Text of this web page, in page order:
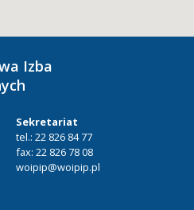
Izba
Sekretariat
tel.: 22 826 84 77
fax: 22 826 78 08
woipip@woipip.pl